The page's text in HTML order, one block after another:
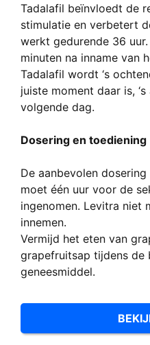
Tadalafil beïnvloedt de
stimulatie en verbetert
werkt gedurende 36
minuten na inname van
Tadalafil wordt ‘s
juiste moment daar is,
volgende dag.
Dosering en toediening
De aanbevolen
moet één uur voor de
ingenomen. Levitra niet
innemen.
Vermijd het eten van
grapefruitsap tijdens de
geneesmiddel.